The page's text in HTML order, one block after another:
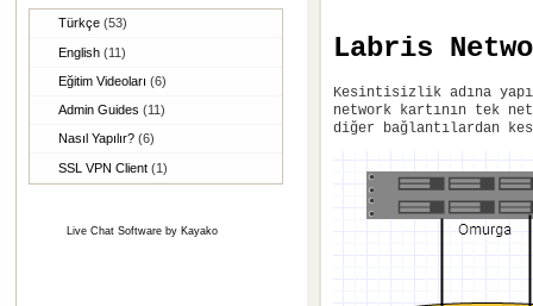
Türkçe (53)
English (11)
Eğitim Videoları (6)
Admin Guides (11)
Nasıl Yapılır? (6)
SSL VPN Client (1)
Live Chat Softwareby Kayako
Labris
Kesintisizlik adına
network kartının tek
diğer bağlantılardan